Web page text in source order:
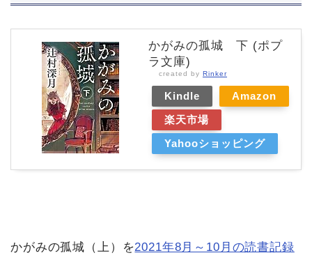
かがみの孤城 下 (ポプ
ラ文庫)
created by Rinker
Kindle
Amazon
楽天市場
Yahooショッピング
かがみの孤城（上）を2021年8月～10月の読書記録